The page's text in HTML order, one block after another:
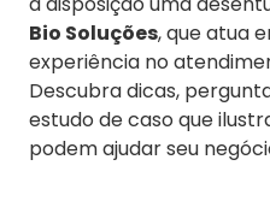
Bio Soluções, que atua
experiência no
Descubra dicas,
estudo de caso que
podem ajudar seu